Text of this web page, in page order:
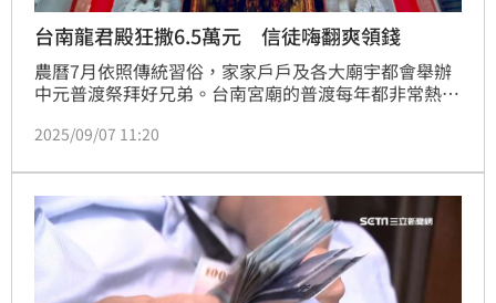
台南龍君殿狂撒6.5萬元 信徒嗨翻爽領錢
農曆7月依照傳統習俗，家家戶戶及各大廟宇都會舉辦
中元普渡祭拜好兄弟。台南宮廟的普渡每年都非常熱
滿的供品外，今年還祭出了6.5萬元的銅板供民眾「搶
2025/09/07 11:20